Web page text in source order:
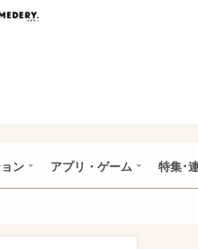
い肉
ン アプリ・ゲーム 特集･